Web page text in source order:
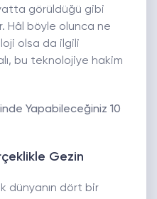
görüldüğü gibi
Hâl böyle olunca ne
olsa da ilgili
bu teknolojiye hakim
Yapabileceğiniz 10
Gezin
dünyanın dört bir